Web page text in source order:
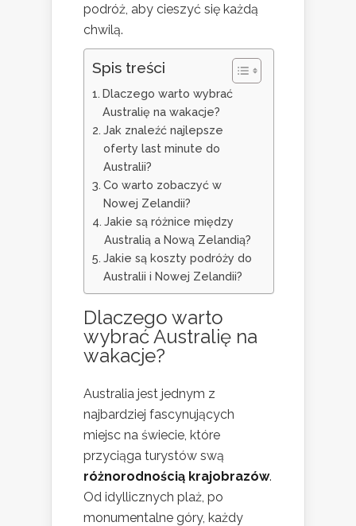
podróż, aby cieszyć się każdą
chwilą.
Spis treści
Dlaczego warto wybrać
Australię na wakacje?
Jak znaleźć najlepsze
oferty last minute do
Australii?
Co warto zobaczyć w
Nowej Zelandii?
Jakie są różnice między
Australią a Nową Zelandią?
Jakie są koszty podróży do
Australii i Nowej Zelandii?
Dlaczego warto
wybrać Australię na
wakacje?
Australia jest jednym z
najbardziej fascynujących
miejsc na świecie, które
przyciąga turystów swą
różnorodnością krajobrazów.
Od idyllicznych plaż, po
monumentalne góry, każdy